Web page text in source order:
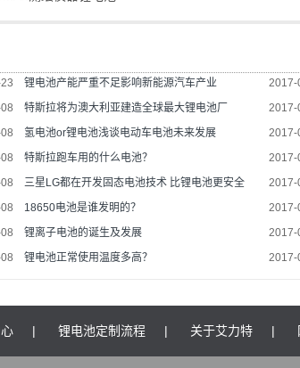
2017-
锂电池产能严重不足影响新能源汽车产业
2017-
特斯拉将为澳大利亚建造全球最大锂电池厂
2017-
氢电池or锂电池浅谈电动车电池未来发展
2017-
特斯拉跑车用的什么电池？
2017-
三星LG都在开发固态电池技术 比锂电池更安全
2017-
18650电池是谁发明的？
2017-
锂离子电池的诞生及发展
2017-
锂电池正常使用温度多高？
| 锂电池定制流程 | 关于艾力特 |